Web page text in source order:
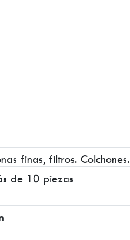
finas, filtros. Colchones.
de 10 piezas